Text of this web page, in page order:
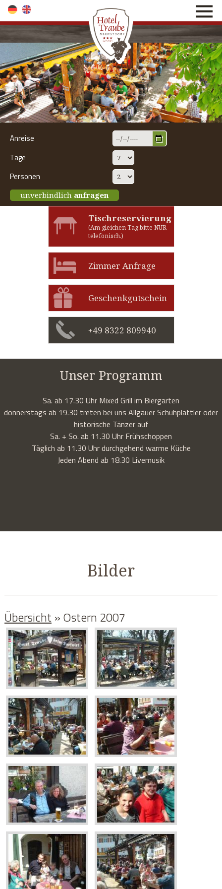
direkt zur Navigation
direkt zum Inhalt
Anreise
Tage
Personen
unverbindlich anfragen
Unser Programm
Sa. ab 17.30 Uhr Mixed Grill im Biergarten
donnerstags ab 19.30 treten bei uns Allgäuer Schuhplattler oder
historische Tänzer auf
Sa. + So. ab 11.30 Uhr Frühschoppen
Täglich ab 11.30 Uhr durchgehend warme Küche
Jeden Abend ab 18.30 Livemusik
Tischreservierung
(Am gleichen Tag bitte NUR
telefonisch.)
Zimmer Anfrage
Geschenkgutschein
+49 8322 809940
Bilder
Übersicht» Ostern 2007